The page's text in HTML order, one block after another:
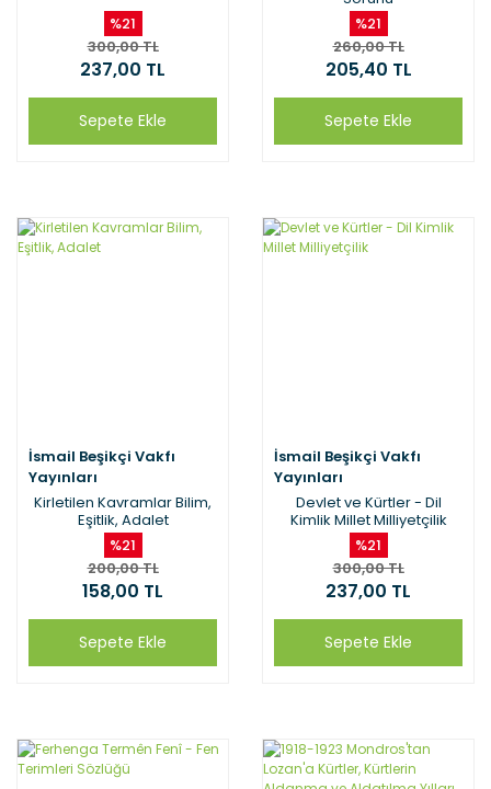
%21
300,00 TL
237,00 TL
Sepete Ekle
%21
260,00 TL
205,40 TL
Sepete Ekle
İsmail Beşikçi Vakfı
Yayınları
Kirletilen Kavramlar Bilim,
Eşitlik, Adalet
%21
200,00 TL
158,00 TL
Sepete Ekle
İsmail Beşikçi Vakfı
Yayınları
Devlet ve Kürtler - Dil
Kimlik Millet Milliyetçilik
%21
300,00 TL
237,00 TL
Sepete Ekle